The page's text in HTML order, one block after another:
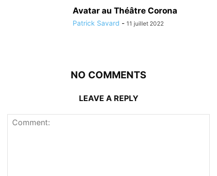
Avatar au Théâtre Corona
Patrick Savard - 11 juillet 2022
NO COMMENTS
LEAVE A REPLY